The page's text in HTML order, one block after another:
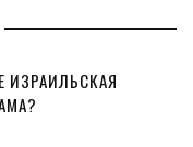
ИЗРАИЛЬСКАЯ